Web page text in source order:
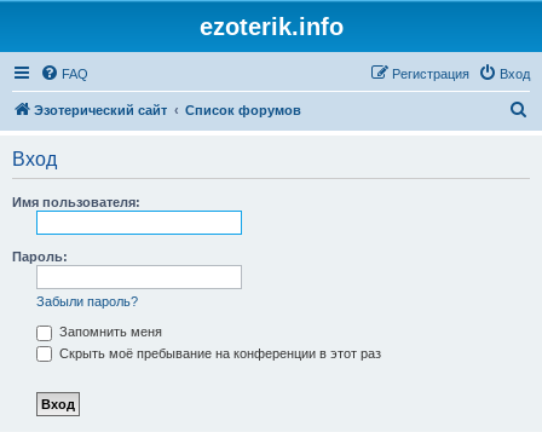
ezoterik.info
FAQ Вход
Регистрация
Эзотерический сайт Список форумов
Вход
Имя пользователя:
Пароль:
Забыли пароль?
Запомнить меня
Скрыть моё пребывание на конференции в этот раз